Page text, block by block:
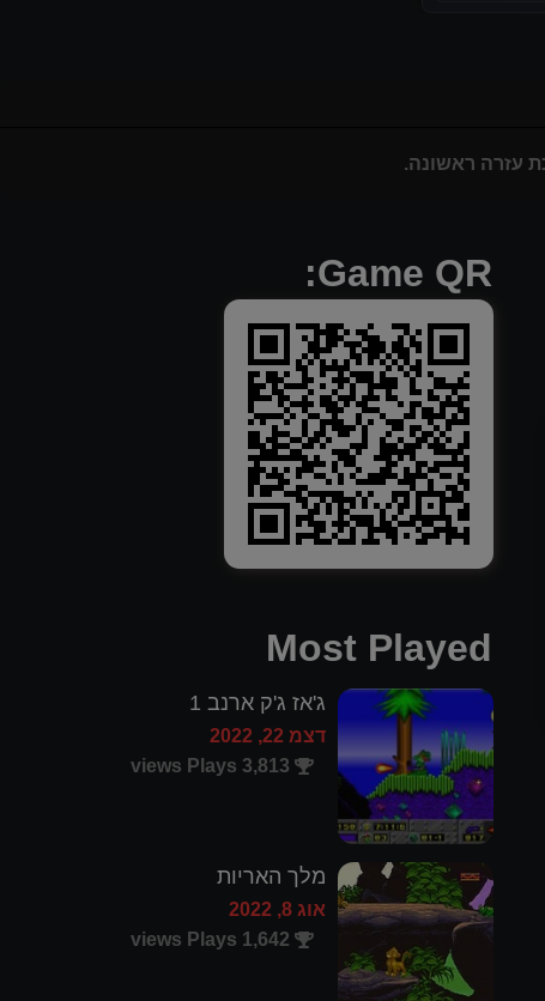
Game QR:
Most Played
ג'אז ג'ק ארנב 1
דצמ 22, 2022
3,813 views Plays
מלך האריות
אוג 8, 2022
1,642 views Plays